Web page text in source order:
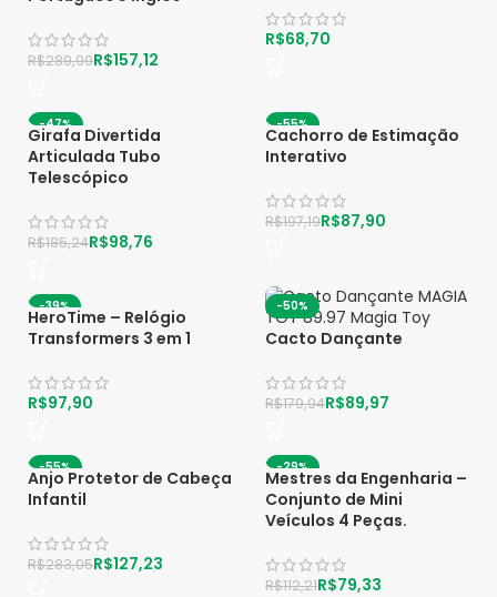
R$289,99R$157,12
R$
-47%
Girafa Divertida
Articulada Tubo
Telescópico
R$185,24R$98,76
-55%
Cachorro de Estimação
Interativo
R$197,19R$87,90
-39%
HeroTime – Relógio
Transformers 3 em 1
R$
-50%
Cacto Dançante
R$179,94R$89,97
-55%
Anjo Protetor de Cabeça
Infantil
R$283,05R$127,23
-29%
Mestres da Engenharia –
Conjunto de Mini
Veículos 4 Peças.
R$112,21R$79,33